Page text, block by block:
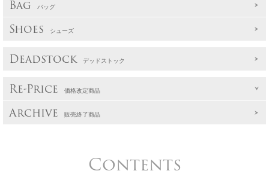
Bag バッグ
Shoes シューズ
Deadstock デッドストック
Re-Price 価格改定商品
Archive 販売終了商品
Contents